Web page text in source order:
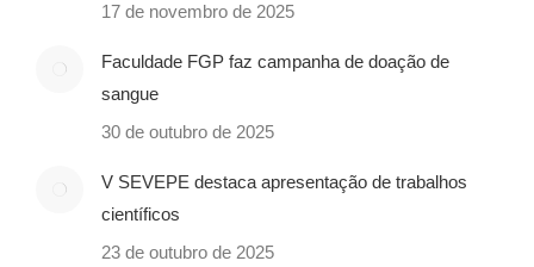
17 de novembro de 2025
Faculdade FGP faz campanha de doação de
sangue
30 de outubro de 2025
V SEVEPE destaca apresentação de trabalhos
científicos
23 de outubro de 2025